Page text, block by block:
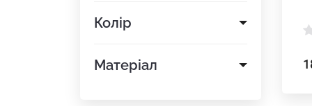
Колір
Матеріал